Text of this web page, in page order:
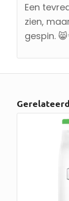
Een
zien,
gespin.